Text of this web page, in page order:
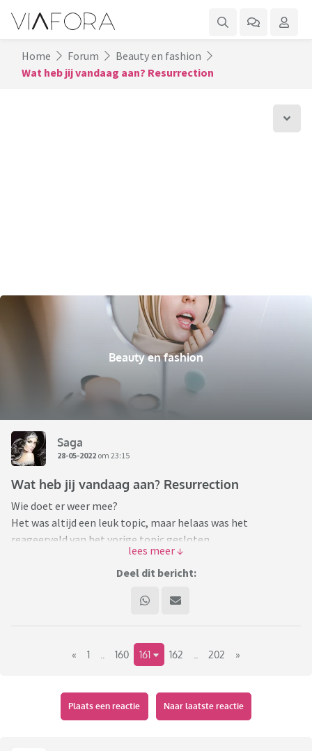
Home Forum
Beauty en fashion
Wat heb jij vandaag aan? Resurrection
Beauty en fashion
Saga
28-05-2022 om 23:15
Wat heb jij vandaag aan? Resurrection
Wie doet er weer mee?
Het was altijd een leuk topic, maar helaas was het
reageerveld van het vorige topic gesloten.
Plaats een bericht (liefst met foto) van wat je vandaag aan
Altijd leuk om inspiratie op te doen, toch?
Deel dit bericht:
« 1 160 161 162 202 »
Plaats een reactie Naar laatste reactie